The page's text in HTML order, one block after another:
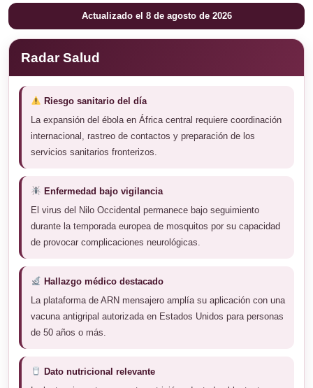
Actualizado el 8 de agosto de 2026
Radar Salud
Riesgo sanitario del día
La expansión del ébola en África central requiere coordinación
internacional, rastreo de contactos y preparación de los
servicios sanitarios fronterizos.
Enfermedad bajo vigilancia
El virus del Nilo Occidental permanece bajo seguimiento
durante la temporada europea de mosquitos por su capacidad
de provocar complicaciones neurológicas.
Hallazgo médico destacado
La plataforma de ARN mensajero amplía su aplicación con una
vacuna antigripal autorizada en Estados Unidos para personas
de 50 años o más.
Dato nutricional relevante